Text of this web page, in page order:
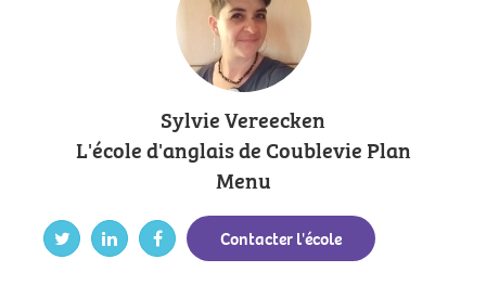
Sylvie Vereecken
L'école d'anglais de Coublevie Plan
Menu
Contacter l'école